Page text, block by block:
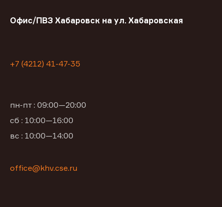
Офис/ПВЗ Хабаровск на ул. Хабаровская
+7 (4212) 41-47-35
пн-пт : 09:00—20:00
сб : 10:00—16:00
вс : 10:00—14:00
office@khv.cse.ru